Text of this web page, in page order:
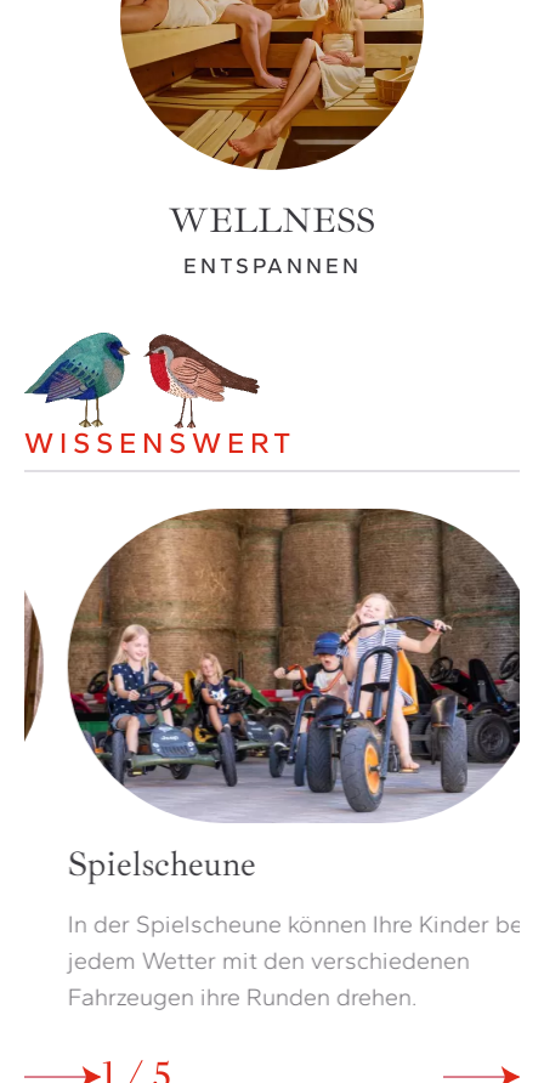
WELLNESS
ENTSPANNEN
WISSENSWERT
Spielscheune
In der Spielscheune können Ihre Kinder bei
jedem Wetter mit den verschiedenen
Fahrzeugen ihre Runden drehen.